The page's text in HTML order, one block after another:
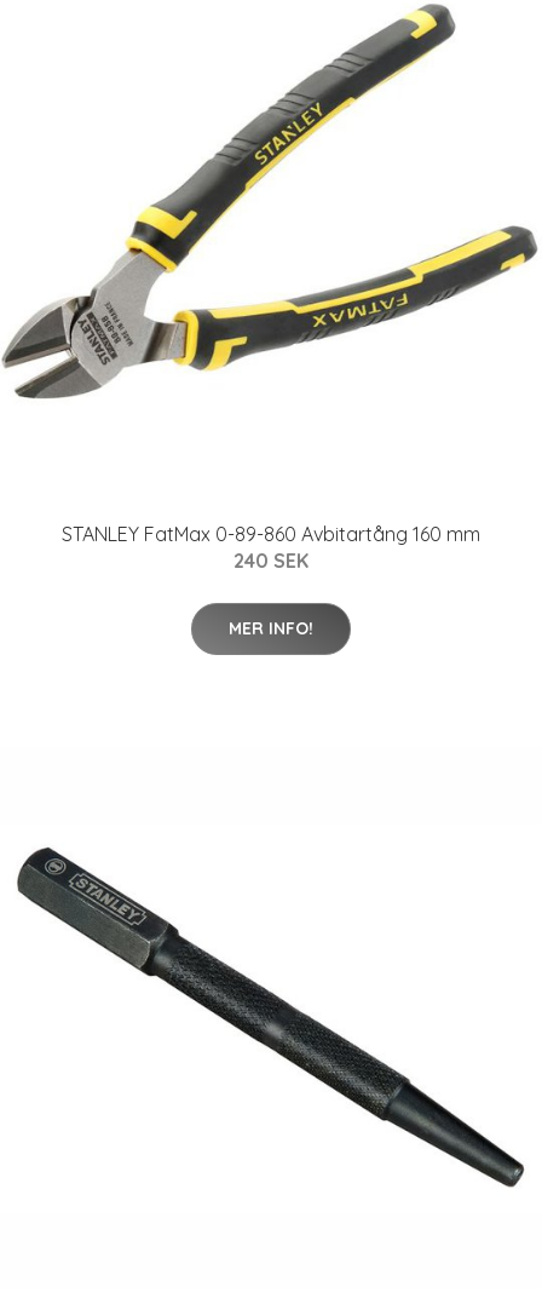
STANLEY FatMax 0-89-860 Avbitartång 160 mm
240 SEK
MER INFO!